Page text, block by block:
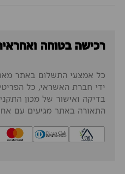
רכישה בטוחה
כל אמצעי התשלום באתר
ידי חברת האשראי, כל
בדיקה ואישור של מכון
התאורה באתר מגיעים עם